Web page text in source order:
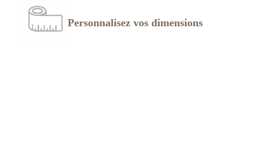
Personnalisez vos dimensions